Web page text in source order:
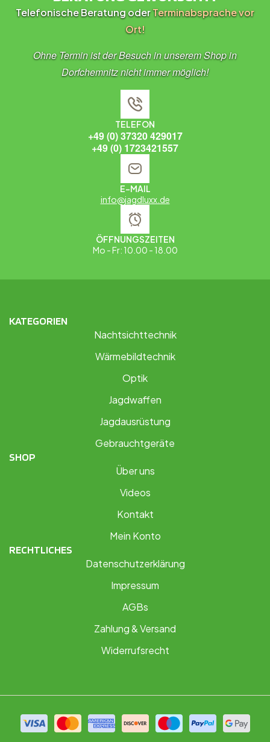
Telefonische Beratung oderTerminabsprache vor
Ort!
Ohne Termin ist der Besuch in unserem Shop in
Dorfchemnitz nicht immer möglich!
TELEFON
+49 (0) 37320 429017
+49 (0) 1723421557
E-MAIL
info@jagdluxx.de
ÖFFNUNGSZEITEN
Mo - Fr: 10.00 - 18.00
KATEGORIEN
Nachtsichttechnik
Wärmebildtechnik
Optik
Jagdwaffen
Jagdausrüstung
Gebrauchtgeräte
SHOP
Über uns
Videos
Kontakt
Mein Konto
RECHTLICHES
Datenschutzerklärung
Impressum
AGBs
Zahlung & Versand
Widerrufsrecht